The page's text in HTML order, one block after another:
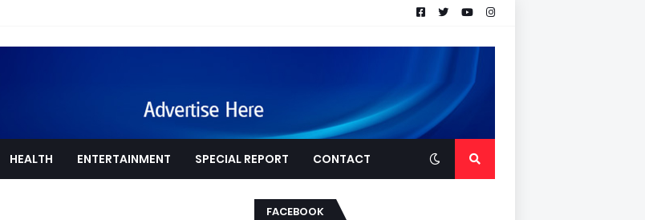
HEALTH ENTERTAINMENT SPECIAL REPORT CONTACT
FACEBOOK